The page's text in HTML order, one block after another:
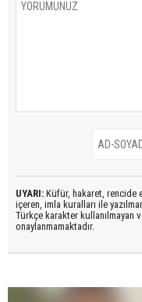
UYARI: Küfür, hakaret, rencide
içeren, imla kuralları ile
Türkçe karakter kullanılmayan
onaylanmamaktadır.